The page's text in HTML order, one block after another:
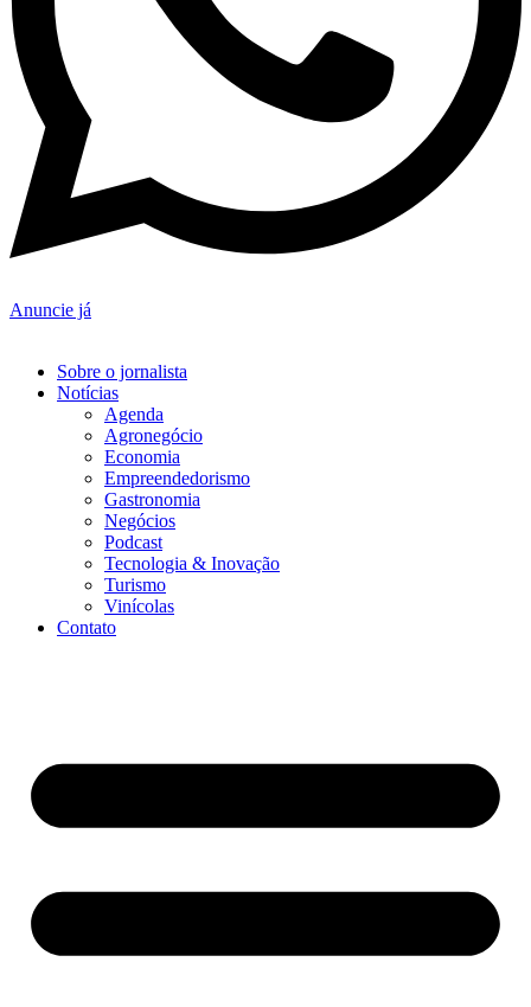
Anuncie já
Sobre o jornalista
Notícias
Agenda
Agronegócio
Economia
Empreendedorismo
Gastronomia
Negócios
Podcast
Tecnologia & Inovação
Turismo
Vinícolas
Contato